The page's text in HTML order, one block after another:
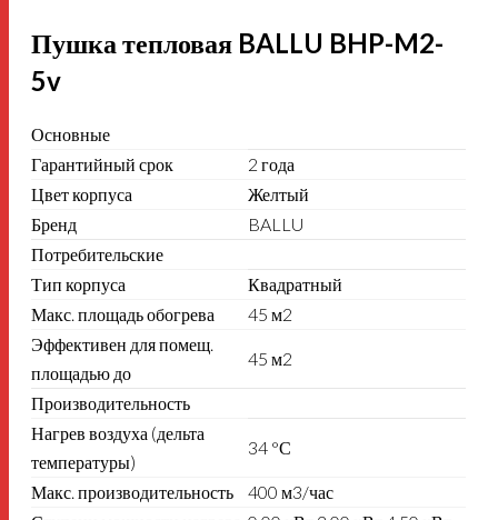
Пушка тепловая BALLU BHP-M2-
5v
Основные
Гарантийный срок
2 года
Цвет корпуса
Желтый
Бренд
BALLU
Потребительские
Тип корпуса
Квадратный
Макс. площадь обогрева
45 м2
Эффективен для помещ.
площадью до
45 м2
Производительность
Нагрев воздуха (дельта
температуры)
34 °С
Макс. производительность
400 м3/час